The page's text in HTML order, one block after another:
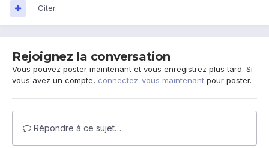
Citer
Rejoignez la conversation
Vous pouvez poster maintenant et vous enregistrez plus tard. Si
vous avez un compte, connectez-vous maintenant pour poster.
Répondre à ce sujet…